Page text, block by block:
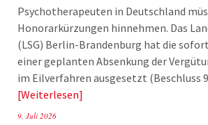
Psychotherapeuten in Deutschland
Honorarkürzungen hinnehmen. Das
(LSG) Berlin-Brandenburg hat die
einer geplanten Absenkung der
im Eilverfahren ausgesetzt (Beschluss
Weiterlesen
9. Juli 2026